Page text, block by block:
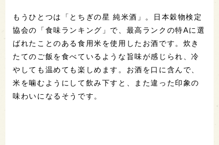
もうひとつは「とちぎの星 純米酒」。日本穀物検定
協会の「食味ランキング」で、最高ランクの特Aに選
ばれたことのある食用米を使用したお酒です。炊き
たてのご飯を食べているような旨味が感じられ、冷
やしても温めても楽しめます。お酒を口に含んで、
米を噛むようにして飲み下すと、また違った印象の
味わいになるそうです。